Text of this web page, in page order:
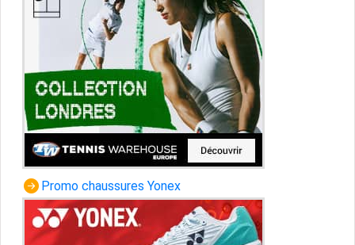
Promo chaussures Yonex